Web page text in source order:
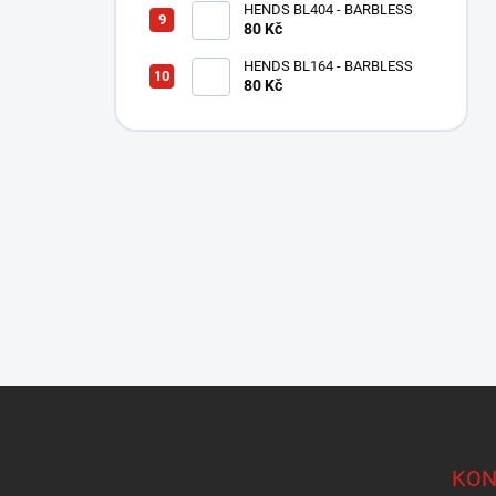
HENDS BL404 - BARBLESS
80 Kč
HENDS BL164 - BARBLESS
80 Kč